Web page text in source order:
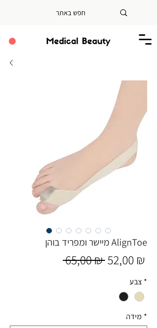
מיישר ומפריד בוהן AlignToe
65,00 ₪ Обычная
52,00 ₪
צבע *
מידה *